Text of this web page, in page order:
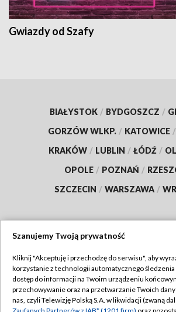
Gwiazdy od Szafy
BIAŁYSTOK / BYDGOSZCZ /
GORZÓW WLKP. / KATOWICE /
KRAKÓW / LUBLIN / ŁÓDŹ /
OPOLE / POZNAŃ /
SZCZECIN / WARSZAWA /
TVP
Abonament TVP
Emisja w TVP
Regulamin TVP
Szanujemy Twoją prywatność
Kliknij "Akceptuję i przechodzę do serwisu", aby
korzystanie z technologii automatycznego śledzenia
dostęp do informacji na Twoim urządzeniu
przechowywanie oraz na przetwarzanie Twoich
nas, czyli Telewizję Polską S.A. w likwidacji (zwaną